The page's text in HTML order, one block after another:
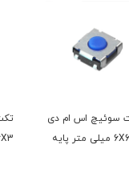
تکت سوئیچ اس ام دی
6X6X3 میلی متر